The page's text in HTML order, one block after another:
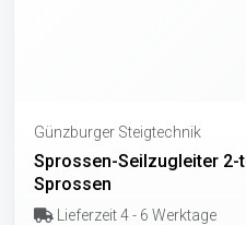
Günzburger Steigtechnik
Sprossen-Seilzugleiter 2-
Sprossen
Lieferzeit 4 - 6 Werktage